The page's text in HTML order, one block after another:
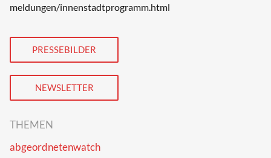
meldungen/innenstadtprogramm.html
PRESSEBILDER
NEWSLETTER
THEMEN
abgeordnetenwatch